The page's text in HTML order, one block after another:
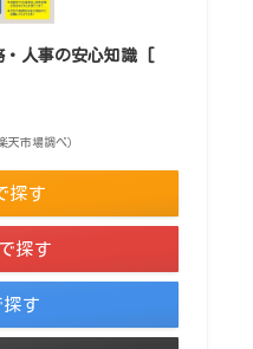
・人事の安心知識 [
天市場調べ）
探す
探す
探す